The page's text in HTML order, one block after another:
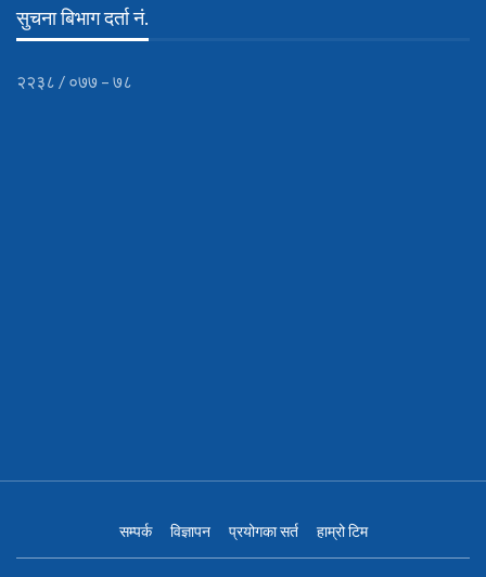
सुचना बिभाग दर्ता नं.
२२३८ / ०७७ – ७८
सम्पर्क विज्ञापन प्रयोगका सर्त हाम्रो टिम